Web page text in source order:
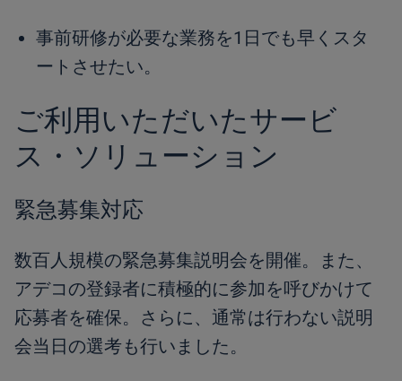
事前研修が必要な業務を1日でも早くスタ
ートさせたい。
ご利用いただいたサービ
ス・ソリューション
緊急募集対応
数百人規模の緊急募集説明会を開催。また、
アデコの登録者に積極的に参加を呼びかけて
応募者を確保。さらに、通常は行わない説明
会当日の選考も行いました。